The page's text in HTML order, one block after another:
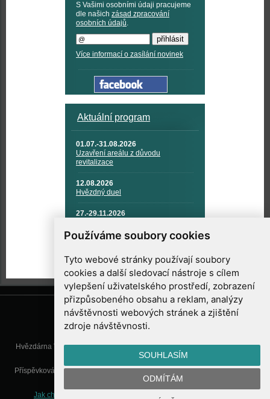
Používáme soubory cookies
Tyto webové stránky používají soubory
cookies a další sledovací nástroje s cílem
vylepšení uživatelského prostředí, zobrazení
přizpůsobeného obsahu a reklam, analýzy
návštěvnosti webových stránek a zjištění
zdroje návštěvnosti.
SOUHLASÍM
ODMÍTÁM
S Vašimi osobními údaji pracujeme
dle našich zásad zpracování
osobních údajů.
Více informací o zasílání novinek
Aktuální program
01.07.-31.08.2026
Uzavření areálu z důvodu
revitalizace
12.08.2026
Hvězdný duel
27.-29.11.2026
TECHNIKA A KOSMICKÉ
TECHNOLOGIE
Hvězdárna Valašské Meziříčí, příspěvková organizace, Vsetínská 78, 757
01 Valašské Meziříčí
Příspěvková organizace Zlínského kraje. Telefon:571 611 928, Mobil:777
info@astrovm.cz
Jak chráníme Vaše osobní údaje